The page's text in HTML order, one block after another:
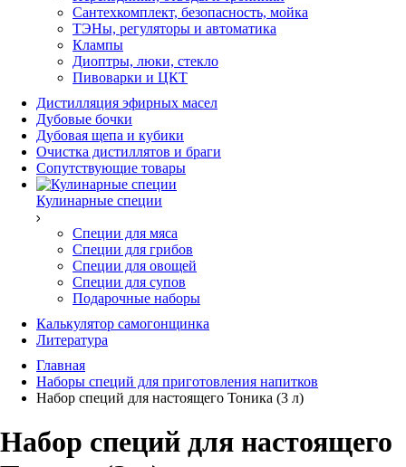
Сантехкомплект, безопасность, мойка
ТЭНы, регуляторы и автоматика
Клампы
Диоптры, люки, стекло
Пивоварки и ЦКТ
Дистилляция эфирных масел
Дубовые бочки
Дубовая щепа и кубики
Очистка дистиллятов и браги
Сопутствующие товары
Кулинарные специи
Специи для мяса
Специи для грибов
Специи для овощей
Специи для супов
Подарочные наборы
Калькулятор самогонщинка
Литература
Главная
Наборы специй для приготовления напитков
Набор специй для настоящего Тоника (3 л)
Набор специй для настоящего